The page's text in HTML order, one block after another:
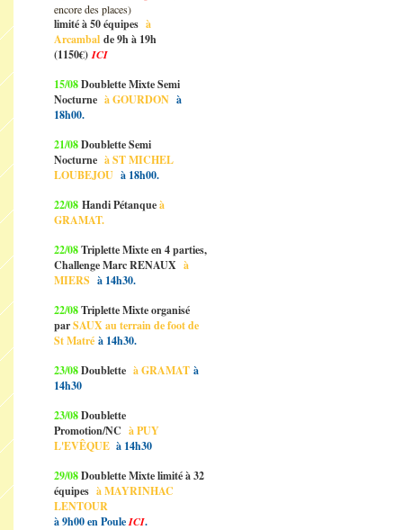
encore des places)
limité à 50 équipes à
Arcambal de 9h à 19h
(1150€)ICI
15/08Doublette Mixte Semi
Nocturne à GOURDON à
18h00.
21/08Doublette Semi
Nocturne à ST MICHEL
LOUBEJOU à 18h00.
22/08 Handi Pétanqueà
GRAMAT.
22/08Triplette Mixte en 4 parties,
Challenge Marc RENAUX à
MIERS à 14h30.
22/08Triplette Mixte organisé
parSAUX au terrain de foot de
St Matré à 14h30.
23/08Doublette à GRAMAT à
14h30
23/08Doublette
Promotion/NC à PUY
L'EVÊQUE à 14h30
29/08Doublette Mixte limité à 32
équipes à MAYRINHAC
LENTOUR
à 9h00 en PouleICI.